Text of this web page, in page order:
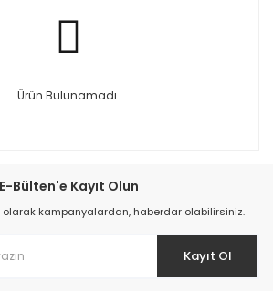
Ürün Bulunamadı.
E-Bülten'e Kayıt Olun
olarak kampanyalardan, haberdar olabilirsiniz.
Kayıt Ol